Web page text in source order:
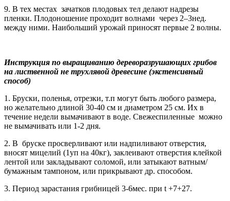
9. В тех местах зачатков плодовых тел делают надрезы
пленки. Плодоношение проходит волнами через 2–3нед.
между ними. Наибольший урожай приносят первые 2 волны.
Инструкция по выращиванию дереворазрушающих грибов
на лиственной не трухлявой древесине (экстенсивный
способ)
1. Бруски, поленья, отрезки, т.п могут быть любого размера,
но желательно длиной 30-40 см и диаметром 25 см. Их в
течение недели вымачивают в воде. Свежеспиленные можно
не вымачивать или 1-2 дня.
2. В бруске просверливают или надпиливают отверстия,
вносят мицелий (1уп на 40кг), заклеивают отверстия клейкой
лентой или закладывают соломой, или затыкают ватным/
бумажным тампоном, или прикрывают др. способом.
3. Период зарастания грибницей 3-6мес. при t +7+27.